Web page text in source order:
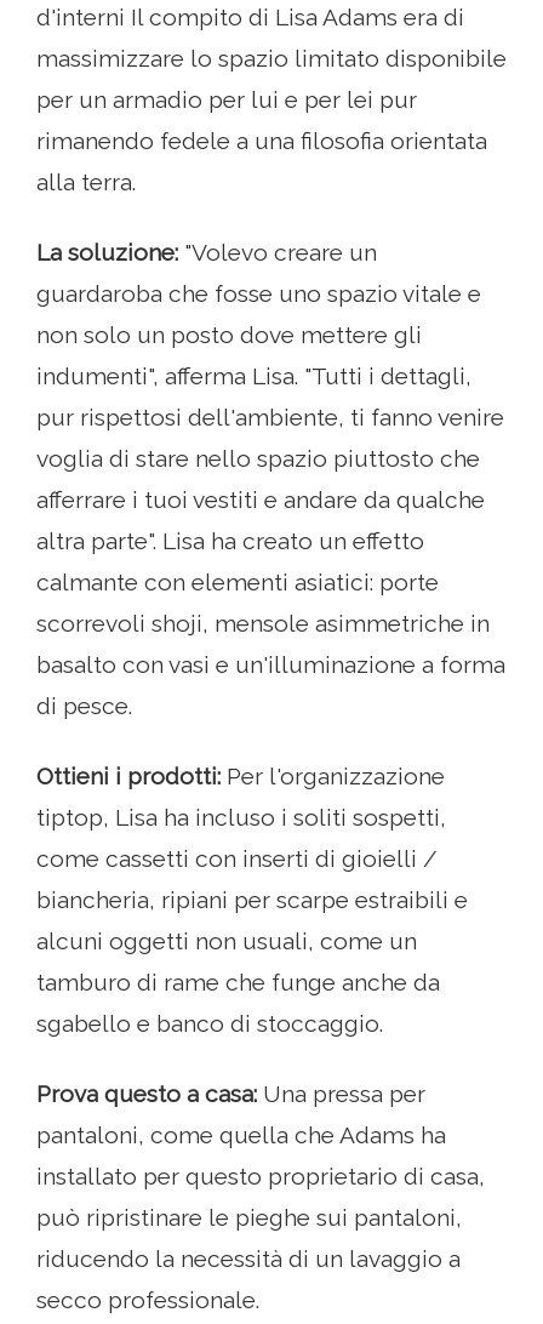
d'interni Il compito di Lisa Adams era di
massimizzare lo spazio limitato disponibile
per un armadio per lui e per lei pur
rimanendo fedele a una filosofia orientata
alla terra.
La soluzione: "Volevo creare un
guardaroba che fosse uno spazio vitale e
non solo un posto dove mettere gli
indumenti", afferma Lisa. "Tutti i dettagli,
pur rispettosi dell'ambiente, ti fanno venire
voglia di stare nello spazio piuttosto che
afferrare i tuoi vestiti e andare da qualche
altra parte". Lisa ha creato un effetto
calmante con elementi asiatici: porte
scorrevoli shoji, mensole asimmetriche in
basalto con vasi e un'illuminazione a forma
di pesce.
Ottieni i prodotti: Per l'organizzazione
tiptop, Lisa ha incluso i soliti sospetti,
come cassetti con inserti di gioielli /
biancheria, ripiani per scarpe estraibili e
alcuni oggetti non usuali, come un
tamburo di rame che funge anche da
sgabello e banco di stoccaggio.
Prova questo a casa: Una pressa per
pantaloni, come quella che Adams ha
installato per questo proprietario di casa,
può ripristinare le pieghe sui pantaloni,
riducendo la necessità di un lavaggio a
secco professionale.